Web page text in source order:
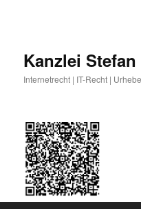
Kanzlei
Internetrecht | IT-Recht |